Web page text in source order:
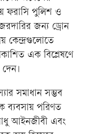
ফরাসি পুলিশ ও
জন্য ড্রোন
কেন্দ্রগুলোতে
এক বিশ্লেষণে
সমাধান সম্ভব
ব্যবসায় পরিণত
আইনজীবী এবং